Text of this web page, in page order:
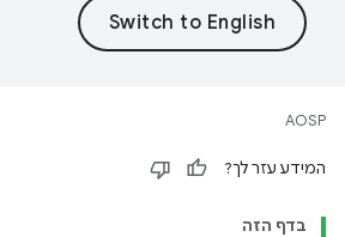
AOSP
המידע עזר לך?
בדף הזה